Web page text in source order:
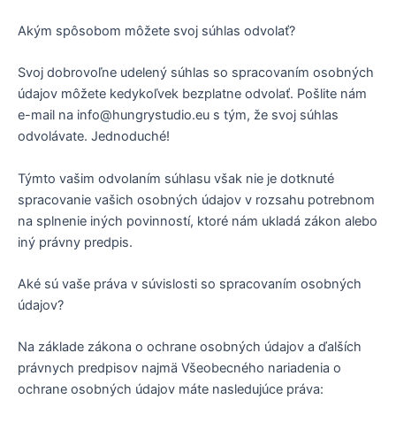
Akým spôsobom môžete svoj súhlas odvolať?
Svoj dobrovoľne udelený súhlas so spracovaním osobných
údajov môžete kedykoľvek bezplatne odvolať. Pošlite nám
e-mail na info@hungrystudio.eu s tým, že svoj súhlas
odvolávate. Jednoduché!
Týmto vašim odvolaním súhlasu však nie je dotknuté
spracovanie vašich osobných údajov v rozsahu potrebnom
na splnenie iných povinností, ktoré nám ukladá zákon alebo
iný právny predpis.
Aké sú vaše práva v súvislosti so spracovaním osobných
údajov?
Na základe zákona o ochrane osobných údajov a ďalších
právnych predpisov najmä Všeobecného nariadenia o
ochrane osobných údajov máte nasledujúce práva: